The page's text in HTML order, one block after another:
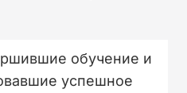
обучение и
успешное